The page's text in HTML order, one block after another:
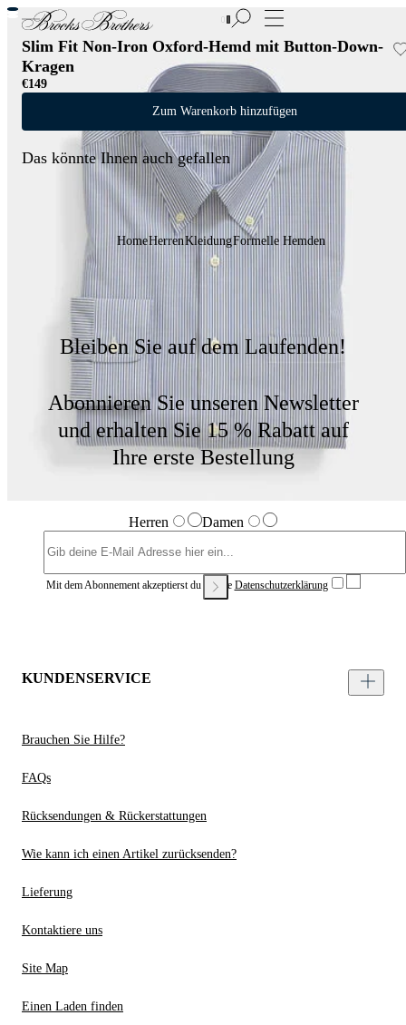
Neue Artikel im Sale | Bis zu 50% Rabatt
Slim Fit Non-Iron Oxford-Hemd mit Button-Down-
Kragen
€149
Zum Warenkorb hinzufügen
Das könnte Ihnen auch gefallen
HomeHerrenKleidungFormelle Hemden
Bleiben Sie auf dem Laufenden!
Abonnieren Sie unseren Newsletter
und erhalten Sie 15 % Rabatt auf
Ihre erste Bestellung
Herren Damen
Mit dem Abonnement akzeptierst du unsere Datenschutzerklärung
KUNDENSERVICE
Brauchen Sie Hilfe?
FAQs
Rücksendungen & Rückerstattungen
Wie kann ich einen Artikel zurücksenden?
Lieferung
Kontaktiere uns
Site Map
Einen Laden finden